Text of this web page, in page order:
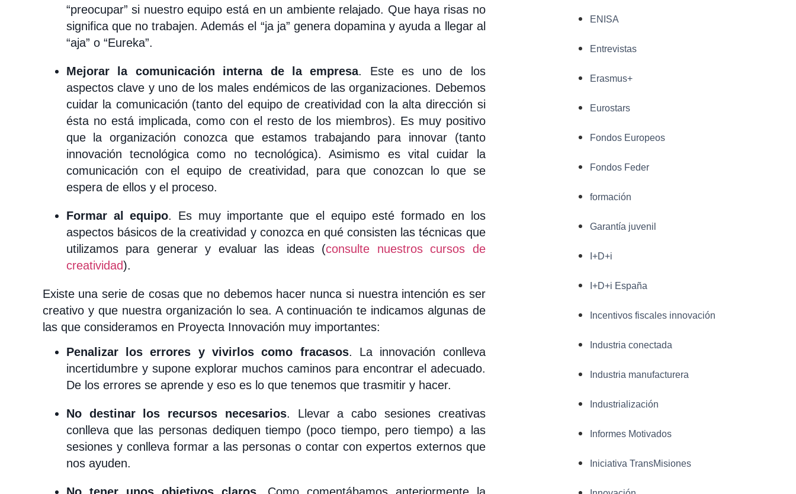
“preocupar” si nuestro equipo está en un ambiente relajado. Que haya risas no
significa que no trabajen. Además el “ja ja” genera dopamina y ayuda a llegar al
“aja” o “Eureka”.
Mejorar la comunicación interna de la empresa. Este es uno de los
aspectos clave y uno de los males endémicos de las organizaciones. Debemos
cuidar la comunicación (tanto del equipo de creatividad con la alta dirección si
ésta no está implicada, como con el resto de los miembros). Es muy positivo
que la organización conozca que estamos trabajando para innovar (tanto
innovación tecnológica como no tecnológica). Asimismo es vital cuidar la
comunicación con el equipo de creatividad, para que conozcan lo que se
espera de ellos y el proceso.
Formar al equipo. Es muy importante que el equipo esté formado en los
aspectos básicos de la creatividad y conozca en qué consisten las técnicas que
utilizamos para generar y evaluar las ideas (consulte nuestros cursos de
creatividad).
Existe una serie de cosas que no debemos hacer nunca si nuestra intención es ser
creativo y que nuestra organización lo sea. A continuación te indicamos algunas de
las que consideramos en Proyecta Innovación muy importantes:
Penalizar los errores y vivirlos como fracasos. La innovación conlleva
incertidumbre y supone explorar muchos caminos para encontrar el adecuado.
De los errores se aprende y eso es lo que tenemos que trasmitir y hacer.
No destinar los recursos necesarios. Llevar a cabo sesiones creativas
conlleva que las personas dediquen tiempo (poco tiempo, pero tiempo) a las
sesiones y conlleva formar a las personas o contar con expertos externos que
nos ayuden.
ENISA
Entrevistas
Erasmus+
Eurostars
Fondos Europeos
Fondos Feder
formación
Garantía juvenil
I+D+i
I+D+i España
Incentivos fiscales innovación
Industria conectada
Industria manufacturera
Industrialización
Informes Motivados
Iniciativa TransMisiones